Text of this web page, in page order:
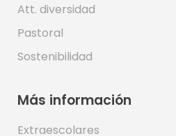
Att. diversidad
Pastoral
Sostenibilidad
Más información
Extraescolares